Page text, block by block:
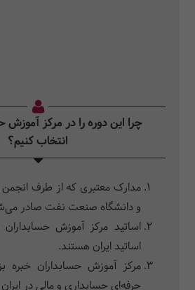
چرا این دوره را در مرکز آموزش
انتخاب کنیم؟
مدارک معتبری که از طرف انجمن
و دانشگاه صنعت نفت صادر
اساتید مرکز آموزش
اساتید ایران هستند.
مرکز آموزش حسابداران خبره
حرفه‌ای حسابداری و مالی در